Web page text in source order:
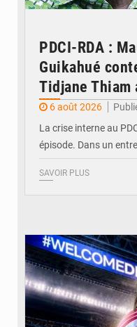
PDCI-RDA :
Guikahué
Tidjane Thiam
6 août 2026
La crise interne au
épisode. Dans un
SAVOIR PLUS